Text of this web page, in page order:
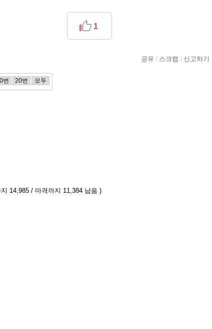
1
공유 스크랩 신고하기
번 20번 모두
14,985 / 마격까지 11,384 남음 )